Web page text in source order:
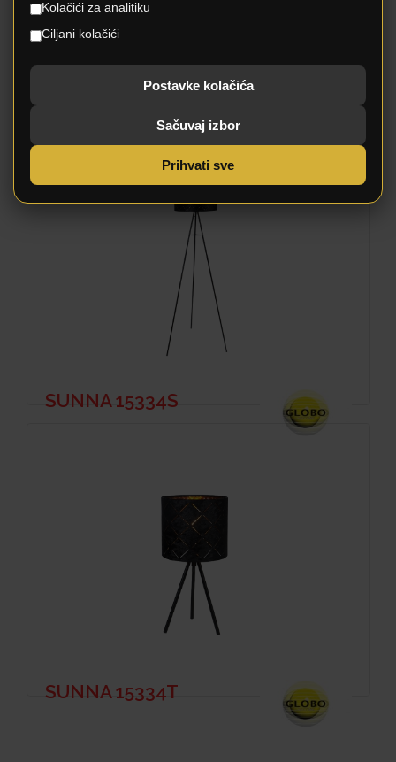
SUNNA 15334S
SUNNA 15334T
Kolačići za analitiku
Ciljani kolačići
Postavke kolačića
Sačuvaj izbor
Prihvati sve